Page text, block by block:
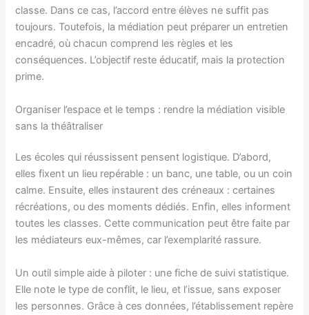
classe. Dans ce cas, l’accord entre élèves ne suffit pas
toujours. Toutefois, la médiation peut préparer un entretien
encadré, où chacun comprend les règles et les
conséquences. L’objectif reste éducatif, mais la protection
prime.
Organiser l’espace et le temps : rendre la médiation visible
sans la théâtraliser
Les écoles qui réussissent pensent logistique. D’abord,
elles fixent un lieu repérable : un banc, une table, ou un coin
calme. Ensuite, elles instaurent des créneaux : certaines
récréations, ou des moments dédiés. Enfin, elles informent
toutes les classes. Cette communication peut être faite par
les médiateurs eux-mêmes, car l’exemplarité rassure.
Un outil simple aide à piloter : une fiche de suivi statistique.
Elle note le type de conflit, le lieu, et l’issue, sans exposer
les personnes. Grâce à ces données, l’établissement repère